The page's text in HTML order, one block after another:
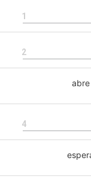
1
2
abre
4